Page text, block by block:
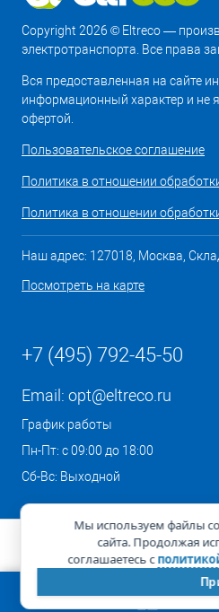
Copyright 2026 © Eltreco —
электротранспорта. Все права
Вся предоставленная на сайте
информационный характер и не
офертой.
Пользовательское соглашение
Политика в отношении
Политика в отношении
Наш адрес: 127018, Москва,
Посмотреть на карте
+7 (495) 792-45-50
Email: opt@eltreco.ru
График работы
Пн-Пт: с 09:00 до 18:00
Сб-Вс: Выходной
Мы используем файлы
сайта. Продолжая
соглашаетесь с